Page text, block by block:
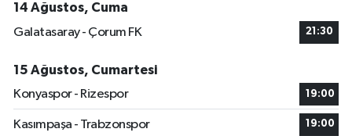
14 Ağustos, Cuma
Galatasaray - Çorum FK
21:30
15 Ağustos, Cumartesi
Konyaspor - Rizespor
19:00
Kasımpaşa - Trabzonspor 19:00